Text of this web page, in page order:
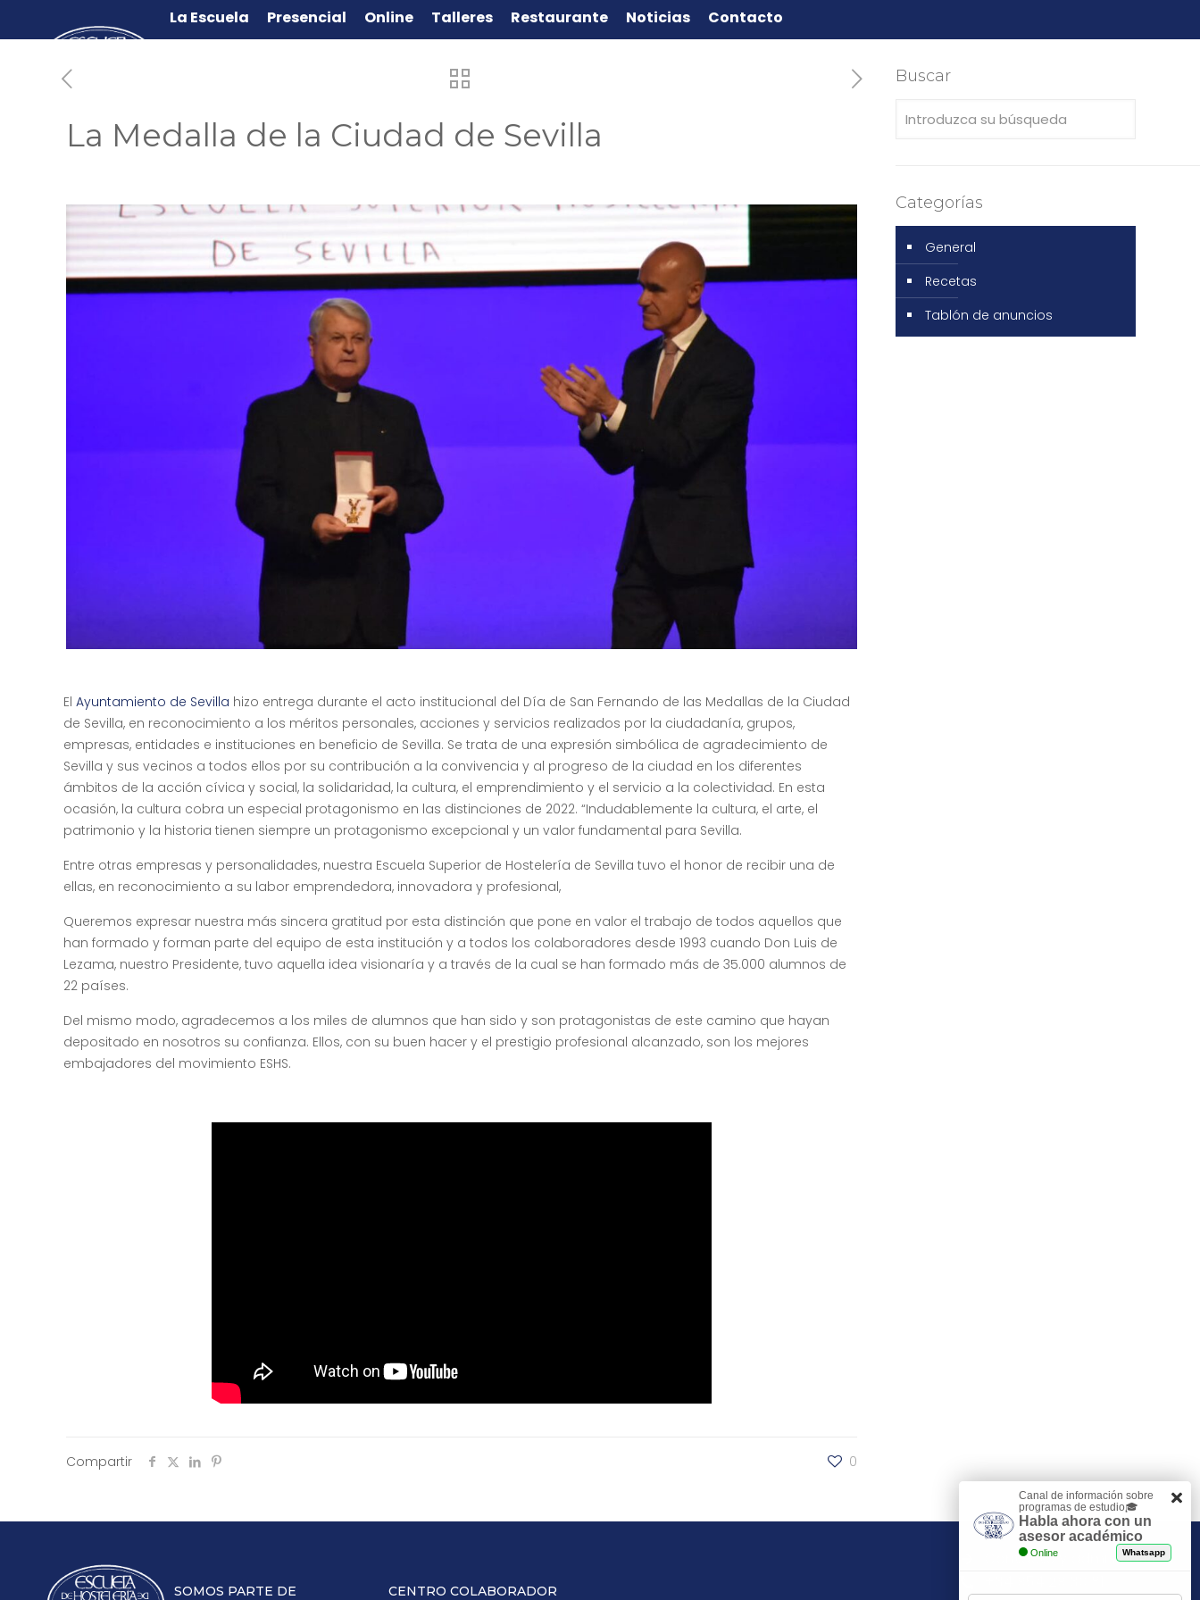
La Escuela Presencial Online Talleres Restaurante Noticias Contacto
La Medalla de la Ciudad de Sevilla
ElAyuntamiento de Sevilla hizo entrega durante el acto institucional del Día de San Fernando de las Medallas de la Ciudad
de Sevilla, en reconocimiento a los méritos personales, acciones y servicios realizados por la ciudadanía, grupos,
empresas, entidades e instituciones en beneficio de Sevilla. Se trata de una expresión simbólica de agradecimiento de
Sevilla y sus vecinos a todos ellos por su contribución a la convivencia y al progreso de la ciudad en los diferentes
ámbitos de la acción cívica y social, la solidaridad, la cultura, el emprendimiento y el servicio a la colectividad. En esta
ocasión, la cultura cobra un especial protagonismo en las distinciones de 2022. “Indudablemente la cultura, el arte, el
patrimonio y la historia tienen siempre un protagonismo excepcional y un valor fundamental para Sevilla.
Entre otras empresas y personalidades, nuestra Escuela Superior de Hostelería de Sevilla tuvo el honor de recibir una de
ellas, en reconocimiento a su labor emprendedora, innovadora y profesional,
Queremos expresar nuestra más sincera gratitud por esta distinción que pone en valor el trabajo de todos aquellos que
han formado y forman parte del equipo de esta institución y a todos los colaboradores desde 1993 cuando Don Luis de
Lezama, nuestro Presidente, tuvo aquella idea visionaría y a través de la cual se han formado más de 35.000 alumnos de
22 países.
Del mismo modo, agradecemos a los miles de alumnos que han sido y son protagonistas de este camino que hayan
depositado en nosotros su confianza. Ellos, con su buen hacer y el prestigio profesional alcanzado, son los mejores
embajadores del movimiento ESHS.
Compartir 0
Buscar
Categorías
General
Recetas
Tablón de anuncios
SOMOS PARTE DE CENTRO COLABORADOR
Contacto y admisiones
Canal de información sobre
programas de estudio🎓
Habla ahora con un
asesor académico
Online Whatsapp